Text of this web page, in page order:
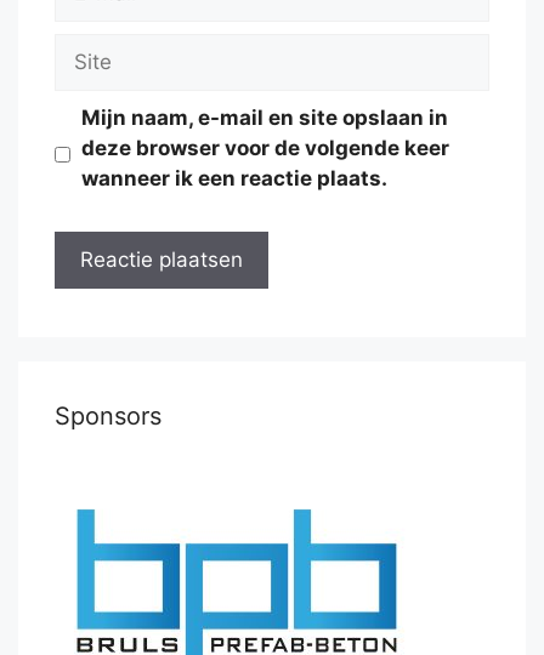
Site
Mijn naam, e-mail en site opslaan in
deze browser voor de volgende keer
wanneer ik een reactie plaats.
Sponsors